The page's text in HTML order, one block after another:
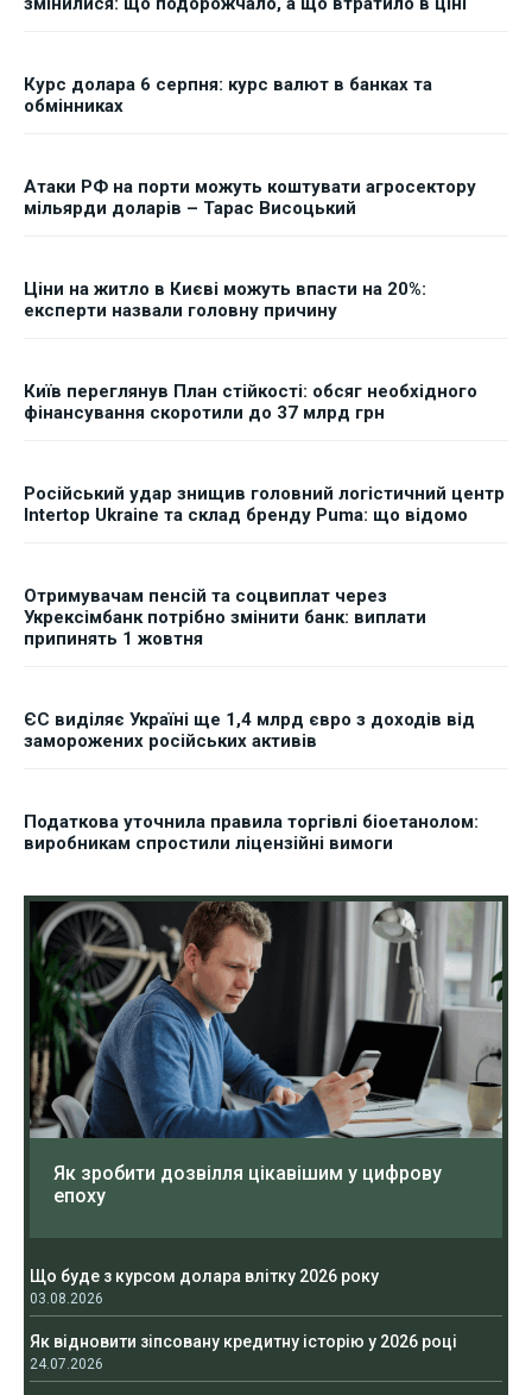
Курс долара 6 серпня: курс валют в банках та
обмінниках
Атаки РФ на порти можуть коштувати агросектору
мільярди доларів – Тарас Висоцький
Ціни на житло в Києві можуть впасти на 20%:
експерти назвали головну причину
Київ переглянув План стійкості: обсяг необхідного
фінансування скоротили до 37 млрд грн
Російський удар знищив головний логістичний центр
Intertop Ukraine та склад бренду Puma: що відомо
Отримувачам пенсій та соцвиплат через
Укрексімбанк потрібно змінити банк: виплати
припинять 1 жовтня
ЄС виділяє Україні ще 1,4 млрд євро з доходів від
заморожених російських активів
Податкова уточнила правила торгівлі біоетанолом:
виробникам спростили ліцензійні вимоги
Як зробити дозвілля цікавішим у цифрову
епоху
Що буде з курсом долара влітку 2026 року
03.08.2026
Як відновити зіпсовану кредитну історію у 2026 році
24.07.2026